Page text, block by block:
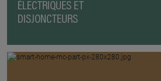
ÉLECTRIQUES ET
DISJONCTEURS